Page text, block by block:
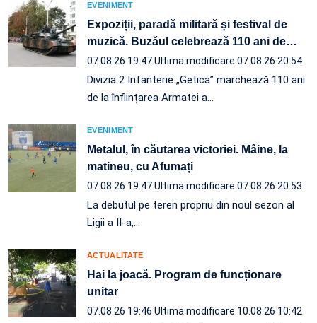
EVENIMENT
Expoziții, paradă militară și festival de
muzică. Buzăul celebrează 110 ani de…
07.08.26 19:47Ultima modificare 07.08.26 20:54
Divizia 2 Infanterie „Getica” marchează 110 ani
de la înființarea Armatei a…
EVENIMENT
Metalul, în căutarea victoriei. Mâine, la
matineu, cu Afumați
07.08.26 19:47Ultima modificare 07.08.26 20:53
La debutul pe teren propriu din noul sezon al
Ligii a II-a,…
ACTUALITATE
Hai la joacă. Program de funcționare
unitar
07.08.26 19:46 Ultima modificare 10.08.26 10:42